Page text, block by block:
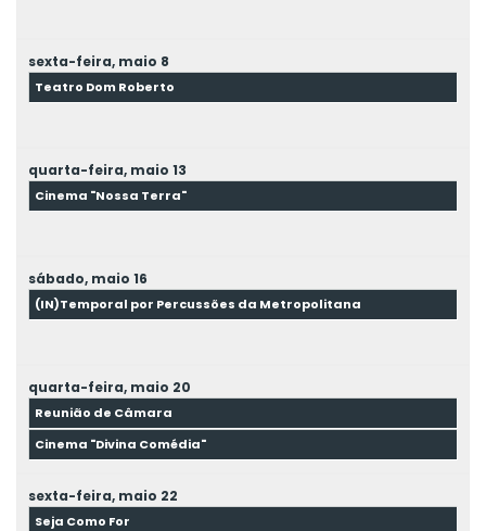
sexta-feira, maio 8
Teatro Dom Roberto
quarta-feira, maio 13
Cinema "Nossa Terra"
sábado, maio 16
(IN)Temporal por Percussões da Metropolitana
quarta-feira, maio 20
Reunião de Câmara
Cinema "Divina Comédia"
sexta-feira, maio 22
Seja Como For